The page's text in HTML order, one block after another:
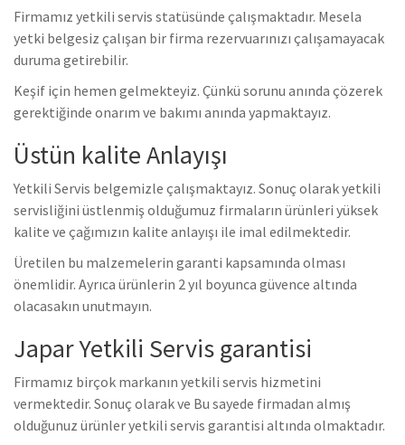
Firmamız yetkili servis statüsünde çalışmaktadır. Mesela
yetki belgesiz çalışan bir firma rezervuarınızı çalışamayacak
duruma getirebilir.
Keşif için hemen gelmekteyiz. Çünkü sorunu anında çözerek
gerektiğinde onarım ve bakımı anında yapmaktayız.
Üstün kalite Anlayışı
Yetkili Servis belgemizle çalışmaktayız. Sonuç olarak yetkili
servisliğini üstlenmiş olduğumuz firmaların ürünleri yüksek
kalite ve çağımızın kalite anlayışı ile imal edilmektedir.
Üretilen bu malzemelerin garanti kapsamında olması
önemlidir. Ayrıca ürünlerin 2 yıl boyunca güvence altında
olacasakın unutmayın.
Japar Yetkili Servis garantisi
Firmamız birçok markanın yetkili servis hizmetini
vermektedir. Sonuç olarak ve Bu sayede firmadan almış
olduğunuz ürünler yetkili servis garantisi altında olmaktadır.